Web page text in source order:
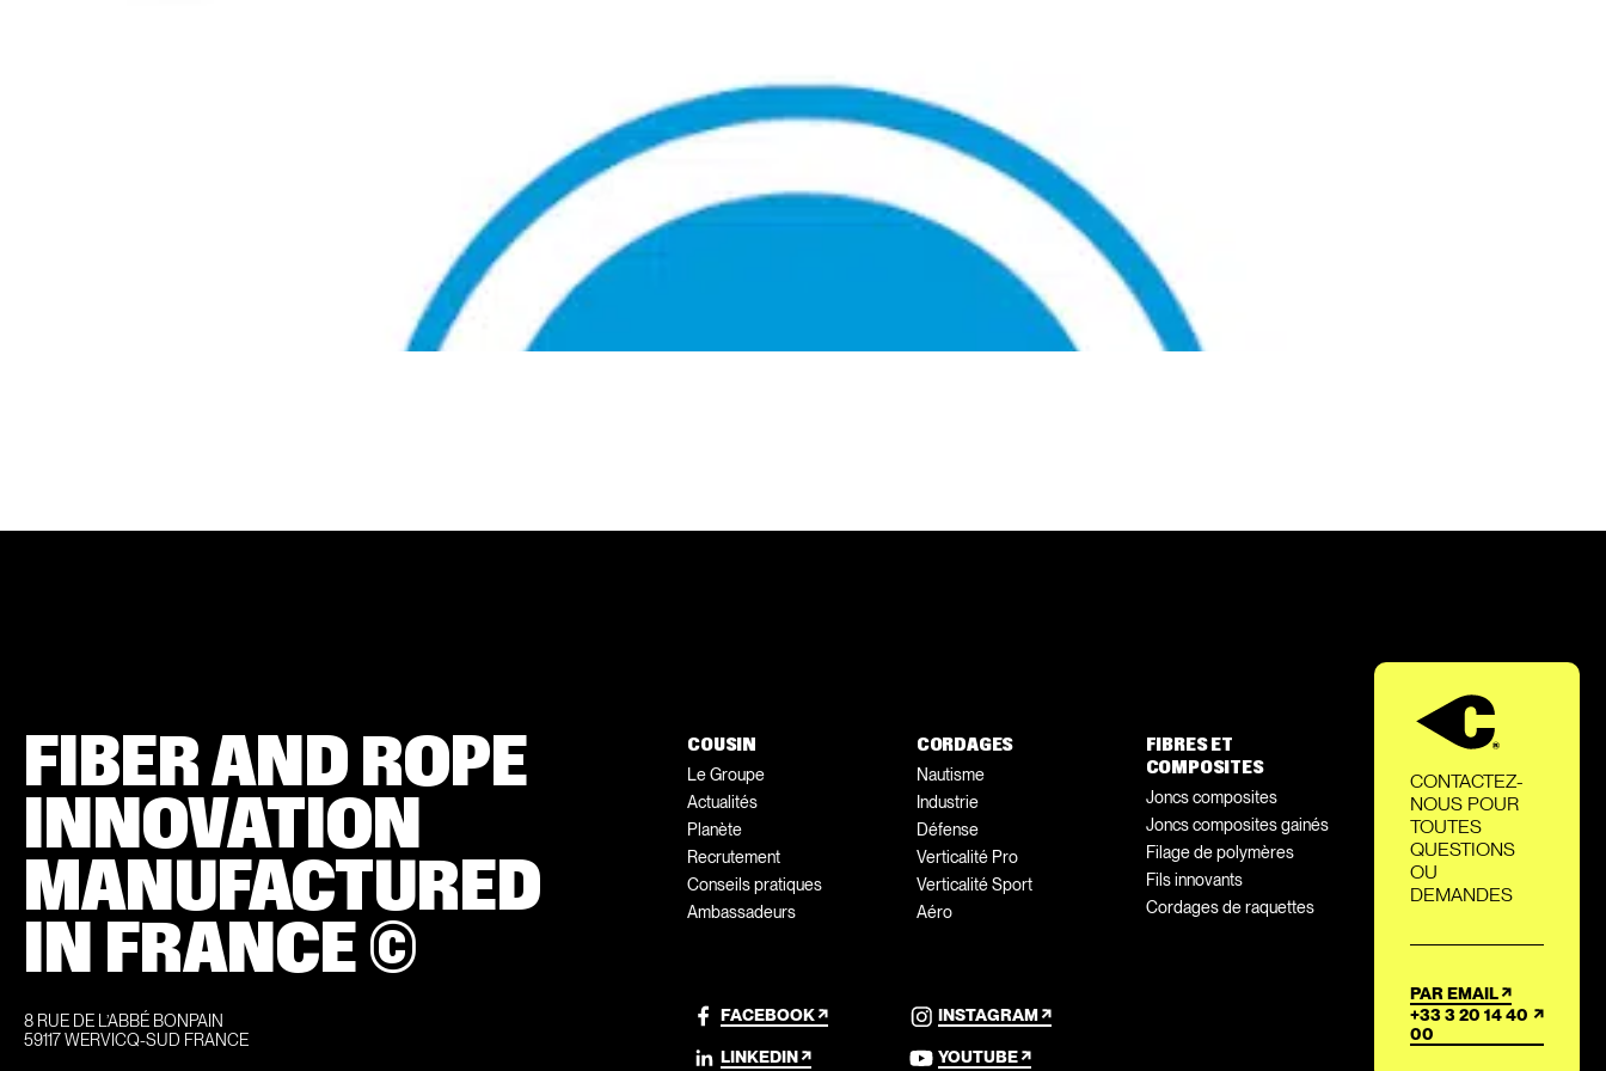
FIBER AND ROPE
INNOVATION
MANUFACTURED
IN FRANCE ©
8 RUE DE L’ABBÉ BONPAIN
59117 WERVICQ-SUD FRANCE
CONTACTEZ-
NOUS POUR
TOUTES
QUESTIONS
OU
DEMANDES
PAR EMAIL
+33 3 20 14 40
00
CORDAGES
Nautisme
Industrie
Défense
Verticalité Pro
Verticalité Sport
Aéro
FIBRES ET
COMPOSITES
Joncs composites
Joncs composites gainés
Filage de polymères
Fils innovants
Cordages de raquettes
COUSIN
Le Groupe
Actualités
Planète
Recrutement
Conseils pratiques
Ambassadeurs
FACEBOOK INSTAGRAM
LINKEDIN YOUTUBE